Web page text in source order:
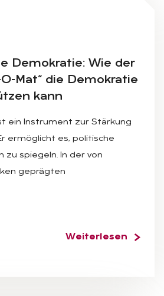
De­mo­kra­tie: Wie der
Mat“ die De­mo­kra­tie
kann
ein Instrument zur Stärkung
ermöglicht es, politische
zu spiegeln. In der von
geprägten
Weiterlesen